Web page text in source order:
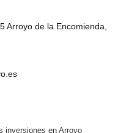
Arroyo de la Encomienda,
inversiones en Arroyo